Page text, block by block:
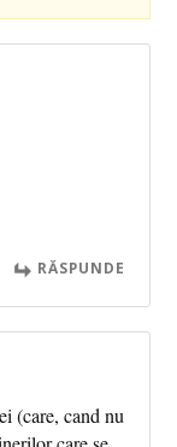
RĂSPUNDE
(care, cand nu